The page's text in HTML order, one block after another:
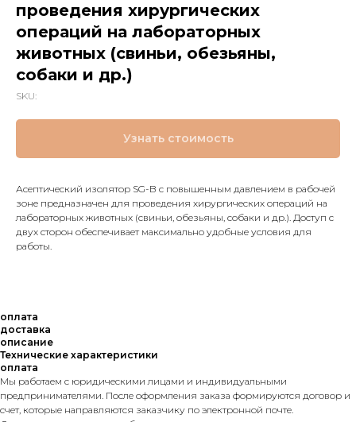
проведения хирургических
операций на лабораторных
животных (свиньи, обезьяны,
собаки и др.)
SKU:
Узнать стоимость
Асептический изолятор SG-B с повышенным давлением в рабочей
зоне предназначен для проведения хирургических операций на
лабораторных животных (свиньи, обезьяны, собаки и др.). Доступ с
двух сторон обеспечивает максимально удобные условия для
работы.
оплата
доставка
описание
Технические характеристики
оплата
Мы работаем с юридическими лицами и индивидуальными
предпринимателями. После оформления заказа формируются договор и
счет, которые направляются заказчику по электронной почте.